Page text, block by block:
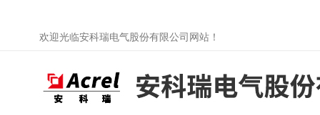
欢迎光临安科瑞电气股份有限公司网站！